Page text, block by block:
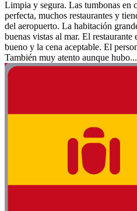
Limpia y segura. Las tumbonas en
perfecta, muchos restaurantes y
del aeropuerto. La habitación
buenas vistas al mar. El
bueno y la cena aceptable. El
También muy atento aunque hubo...